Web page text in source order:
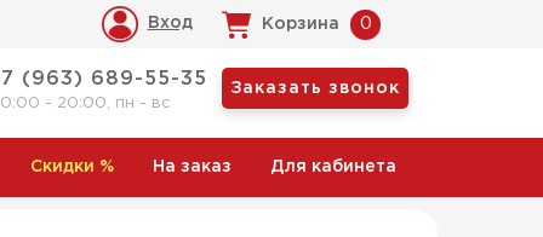
Вход Корзина 0
(963) 689-55-35
- 20:00, пн - вс
Заказать звонок
Скидки % На заказ Для кабинета